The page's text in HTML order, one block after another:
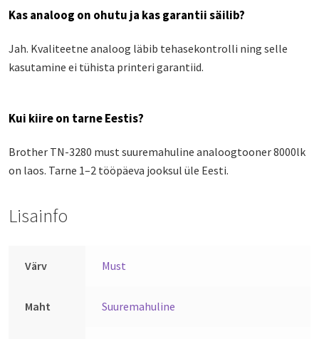
Kas analoog on ohutu ja kas garantii säilib?
Jah. Kvaliteetne analoog läbib tehasekontrolli ning selle
kasutamine ei tühista printeri garantiid.
Kui kiire on tarne Eestis?
Brother TN-3280 must suuremahuline analoogtooner 8000lk
on laos. Tarne 1–2 tööpäeva jooksul üle Eesti.
Lisainfo
Värv Must
Maht Suuremahuline